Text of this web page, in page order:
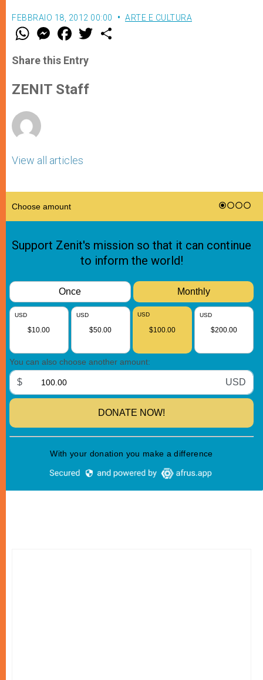
FEBBRAIO 18, 2012 00:00 ARTE E CULTURA
W
t
s
p
p
M
e
s
e
g
e
F
a
e
b
o
k
w
Share this Entry
ZENIT Staff
View all articles